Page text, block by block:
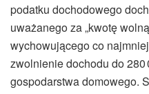
podatku dochodowego
uważanego za „kwotę
wychowującego co
zwolnienie dochodu do 280
gospodarstwa domowego.